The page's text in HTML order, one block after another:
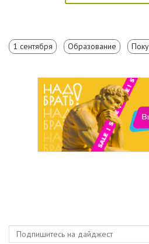
1 сентября Образование